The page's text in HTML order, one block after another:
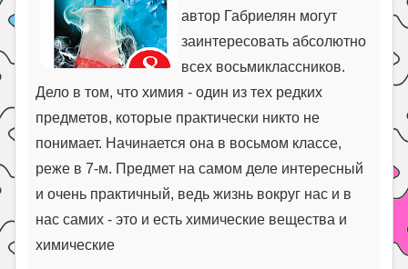
автор Габриелян могут
заинтересовать абсолютно
всех восьмиклассников.
Дело в том, что химия - один из тех редких
предметов, которые практически никто не
понимает. Начинается она в восьмом классе,
реже в 7-м. Предмет на самом деле интересный
и очень практичный, ведь жизнь вокруг нас и в
нас самих - это и есть химические вещества и
химические